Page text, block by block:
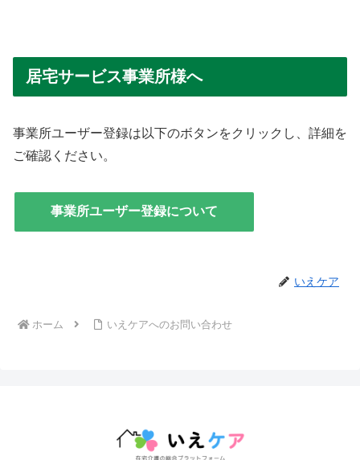
居宅サービス事業所様へ
事業所ユーザー登録は以下のボタンをクリックし、詳細を
ご確認ください。
事業所ユーザー登録について
いえケア
ホーム いえケアへのお問い合わせ